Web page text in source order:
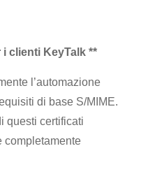
clienti KeyTalk **
l’automazione
di base S/MIME.
questi certificati
completamente